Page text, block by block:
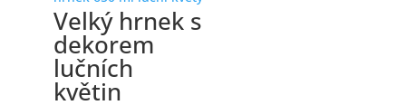
Velký hrnek s
dekorem
lučních
květin